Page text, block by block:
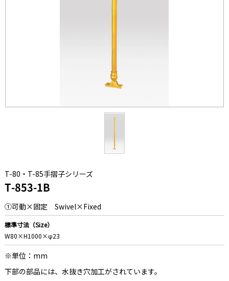
T-80・T-85手摺子シリーズ
T-853-1B
①可動×固定 Swivel×Fixed
標準寸法（Size）
W80×H1000×φ23
※単位：mm
下部の部品には、水抜き穴加工がされています。